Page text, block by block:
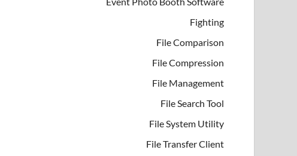
Fighting
File Comparison
File Compression
File Management
File Search Tool
File System Utility
File Transfer Client